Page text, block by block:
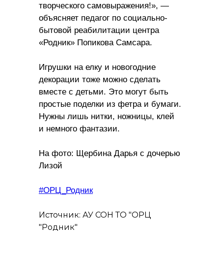
творческого самовыражения!», —
объясняет педагог по социально-
бытовой реабилитации центра
«Родник» Попикова Самсара.
Игрушки на елку и новогодние
декорации тоже можно сделать
вместе с детьми. Это могут быть
простые поделки из фетра и бумаги.
Нужны лишь нитки, ножницы, клей
и немного фантазии.
На фото: Щербина Дарья с дочерью
Лизой
#ОРЦ_Родник
Источник: АУ СОН ТО "ОРЦ
"Родник"